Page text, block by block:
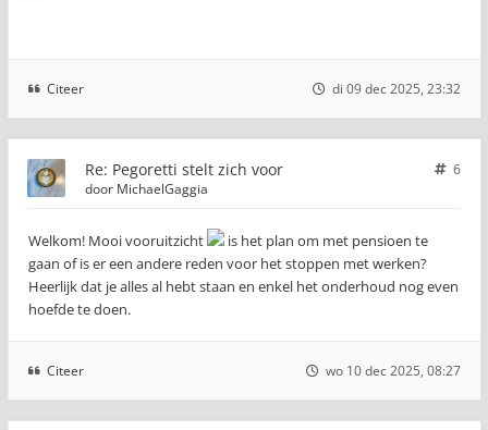
Citeer di 09 dec 2025, 23:32
Re: Pegoretti stelt zich voor
6
door MichaelGaggia
Welkom! Mooi vooruitzicht
is het plan om met pensioen te
gaan of is er een andere reden voor het stoppen met werken?
Heerlijk dat je alles al hebt staan en enkel het onderhoud nog even
hoefde te doen.
Citeer wo 10 dec 2025, 08:27